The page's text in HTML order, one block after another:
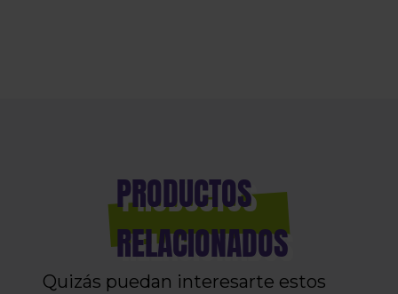
PRODUCTOS
RELACIONADOS
Quizás puedan interesarte estos